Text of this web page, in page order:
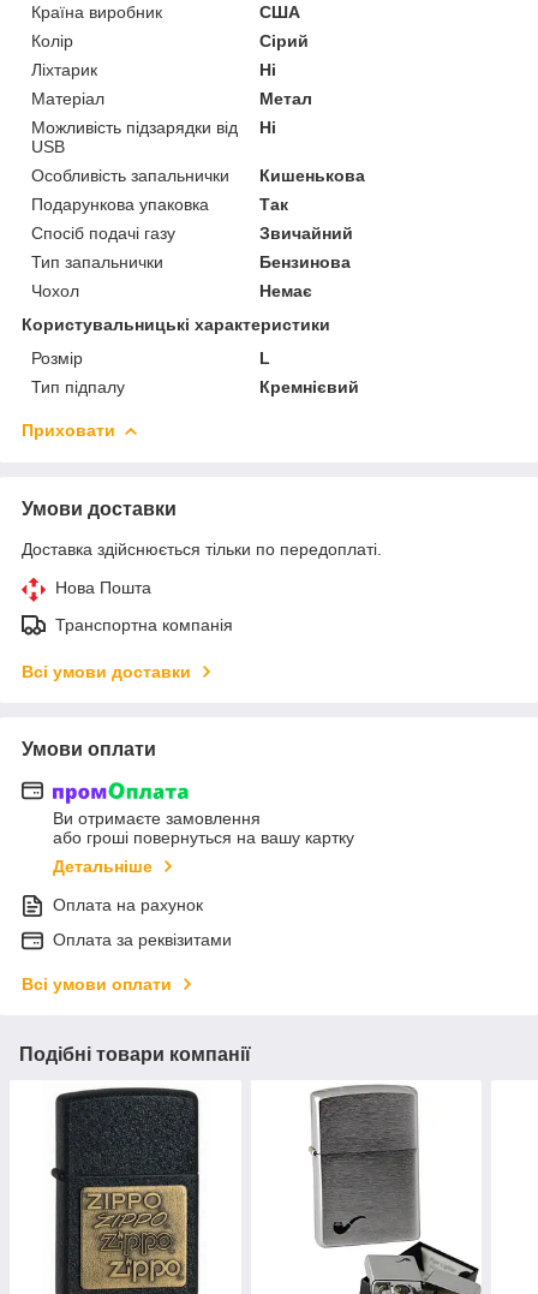
Країна виробник
США
Колір
Сірий
Ліхтарик
Ні
Матеріал
Метал
Можливість підзарядки від
USB
Ні
Особливість запальнички
Кишенькова
Подарункова упаковка
Так
Спосіб подачі газу
Звичайний
Тип запальнички
Бензинова
Чохол
Немає
Користувальницькі характеристики
Розмір
L
Тип підпалу
Кремнієвий
Приховати
Умови доставки
Доставка здійснюється тільки по передоплаті.
Нова Пошта
Транспортна компанія
Всі умови доставки
Умови оплати
Ви отримаєте замовлення
або гроші повернуться на вашу картку
Детальніше
Оплата на рахунок
Оплата за реквізитами
Всі умови оплати
Подібні товари компанії